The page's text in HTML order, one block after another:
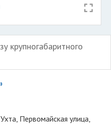
крупногабаритного
Первомайская улица,